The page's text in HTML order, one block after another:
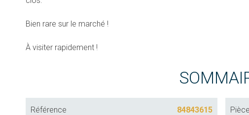
Bien rare sur le marché !
À visiter rapidement !
Référence 84843615